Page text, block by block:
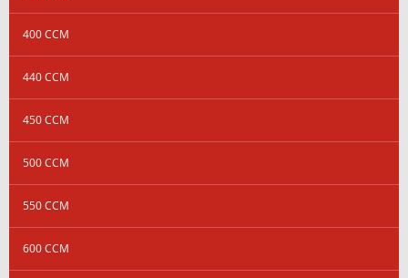
400 CCM
440 CCM
450 CCM
500 CCM
550 CCM
600 CCM